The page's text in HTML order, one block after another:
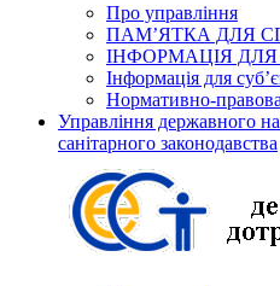
Про управління
ПАМ’ЯТКА ДЛЯ
ІНФОРМАЦІЯ
Інформація для
Нормативно-
Управління державного
санітарного законодавства